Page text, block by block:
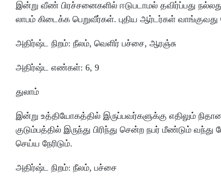
இன்று வீண் பிரச்சனைகளில் ஈடுபடாமல் தவிர்ப்பது
லாபம் கிடைக்க பெறுவீர்கள். புதிய ஆர்டர்கள் வாங்குவது
அதிர்ஷ்ட நிறம்: நீலம், வெளிர் பச்சை, ஆரஞ்சு
அதிர்ஷ்ட எண்கள்: 6, 9
துலாம்
இன்று உத்தியோகத்தில் இருப்பவர்களுக்கு எதிலும்
குடும்பத்தில் இருந்து பிரிந்து சென்ற நபர் மீண்டும் வந்து
செய்ய நேரிடும்.
அதிர்ஷ்ட நிறம்: நீலம், பச்சை